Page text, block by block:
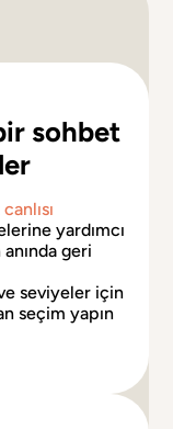
sohbet
yardımcı
geri
seviyeler için
seçim yapın